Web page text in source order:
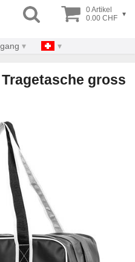
0 Artikel
0.00 CHF ▾
gross